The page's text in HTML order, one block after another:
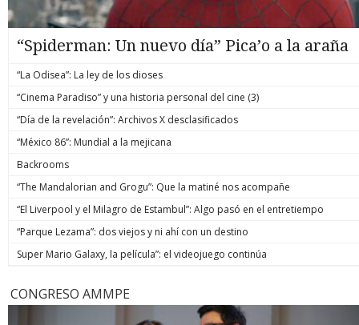
“Spiderman: Un nuevo día” Pica’o a la araña
“La Odisea”: La ley de los dioses
“Cinema Paradiso” y una historia personal del cine (3)
“Día de la revelación”: Archivos X desclasificados
“México 86”: Mundial a la mejicana
Backrooms
“The Mandalorian and Grogu”: Que la matiné nos acompañe
“El Liverpool y el Milagro de Estambul”: Algo pasó en el entretiempo
“Parque Lezama”: dos viejos y ni ahí con un destino
Super Mario Galaxy, la película”: el videojuego continúa
CONGRESO AMMPE